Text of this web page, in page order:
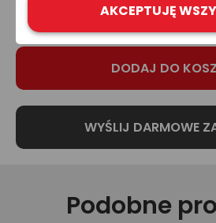
Podobne
AKCEPTUJĘ